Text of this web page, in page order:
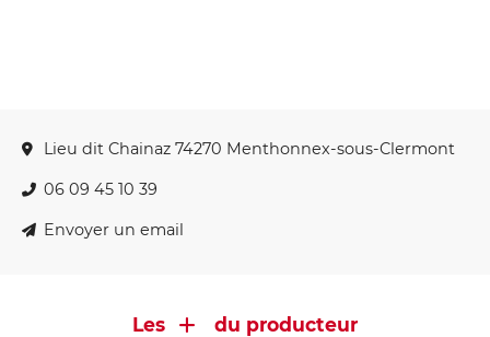
Lieu dit Chainaz 74270 Menthonnex-sous-Clermont
06 09 45 10 39
Envoyer un email
Les du producteur